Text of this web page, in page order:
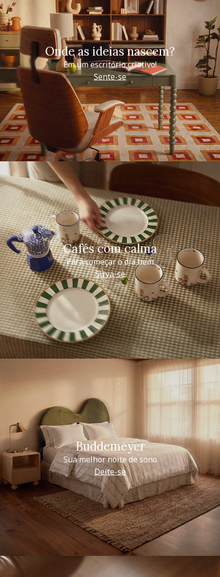
Onde as ideias nascem?
Em um escritório criativo!
Sente-se
Cafés com calma
Para começar o dia bem
Sirva-se
Buddemeyer
Sua melhor noite de sono
Deite-se